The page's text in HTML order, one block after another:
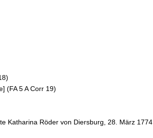
(FA 5 A Corr 19)
Katharina Röder von Diersburg, 28. März 1774